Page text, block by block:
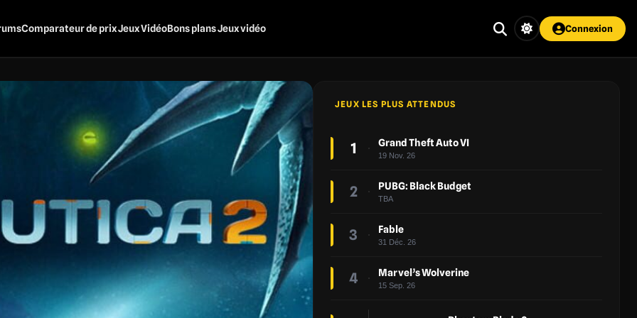
Comparateur de prix Jeux VidéoBons plans Jeux vidéo Connexion
JEUX LES PLUS ATTENDUS
1 Grand Theft Auto VI
19 Nov. 26
2 PUBG: Black Budget
TBA
3 Fable
31 Déc. 26
4 Marvel’s Wolverine
15 Sep. 26